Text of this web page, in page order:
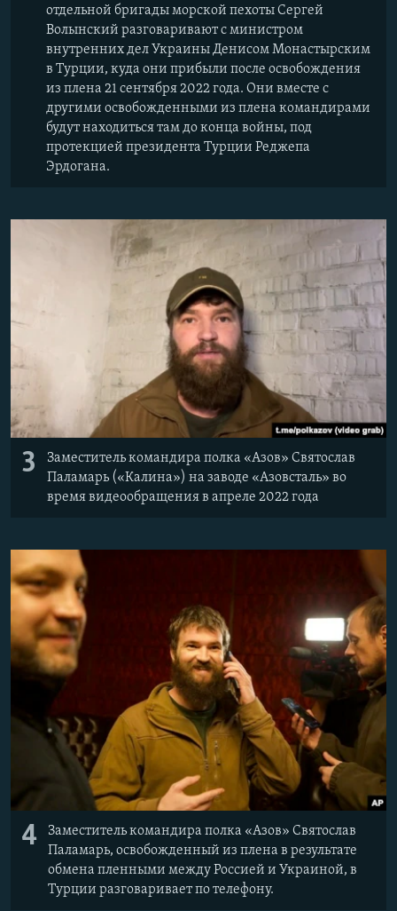
отдельной бригады морской пехоты Сергей
Волынский разговаривают с министром
внутренних дел Украины Денисом Монастырским
в Турции, куда они прибыли после освобождения
из плена 21 сентября 2022 года. Они вместе с
другими освобожденными из плена командирами
будут находиться там до конца войны, под
протекцией президента Турции Реджепа
Эрдогана.
3
Заместитель командира полка «Азов» Святослав
Паламарь («Калина») на заводе «Азовсталь» во
время видеообращения в апреле 2022 года
4
Заместитель командира полка «Азов» Святослав
Паламарь, освобожденный из плена в результате
обмена пленными между Россией и Украиной, в
Турции разговаривает по телефону.